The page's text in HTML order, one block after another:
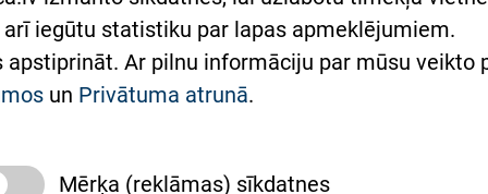
Східної лікарні
з Україною
iegūtu statistiku par lapas apmeklējumiem.
Ar pilnu informāciju par mūsu veikto
un Privātuma atrunā.
Mērķa (reklāmas) sīkdatnes